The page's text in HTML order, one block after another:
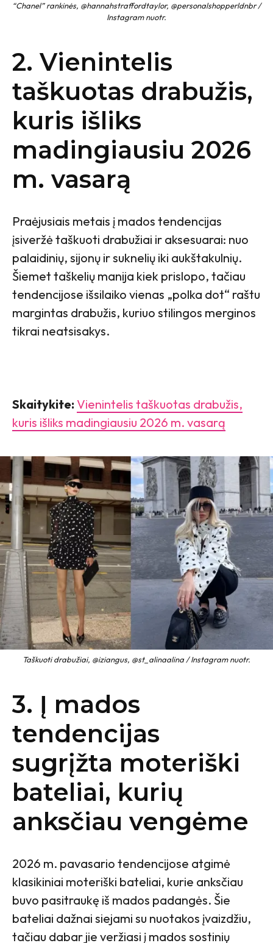
“Chanel” rankinės, @hannahstraffordtaylor, @personalshopperldnbr /
Instagram nuotr.
2. Vienintelis
taškuotas drabužis,
kuris išliks
madingiausiu 2026
m. vasarą
Praėjusiais metais į mados tendencijas
įsiveržė taškuoti drabužiai ir aksesuarai: nuo
palaidinių, sijonų ir suknelių iki aukštakulnių.
Šiemet taškelių manija kiek prislopo, tačiau
tendencijose išsilaiko vienas „polka dot“ raštu
margintas drabužis, kuriuo stilingos merginos
tikrai neatsisakys.
Skaitykite: Vienintelis taškuotas drabužis,
kuris išliks madingiausiu 2026 m. vasarą
Taškuoti drabužiai, @iziangus, @st_alinaalina / Instagram nuotr.
3. Į mados
tendencijas
sugrįžta moteriški
bateliai, kurių
anksčiau vengėme
2026 m. pavasario tendencijose atgimė
klasikiniai moteriški bateliai, kurie anksčiau
buvo pasitraukę iš mados padangės. Šie
bateliai dažnai siejami su nuotakos įvaizdžiu,
tačiau dabar jie veržiasi į mados sostinių